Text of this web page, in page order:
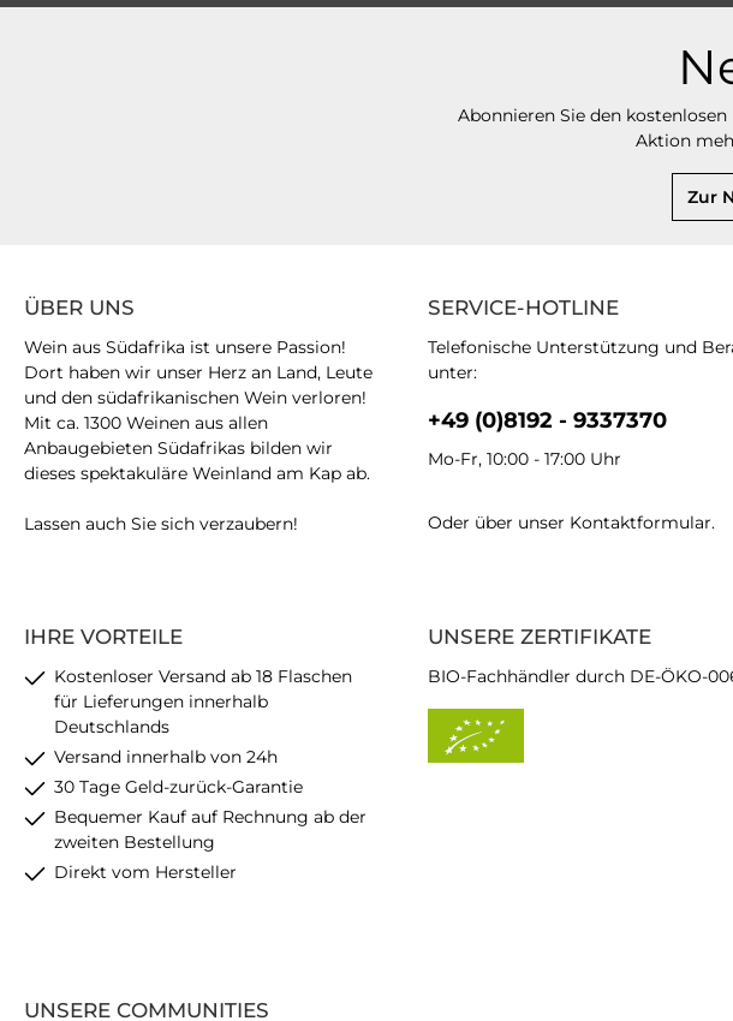
Abonnieren Sie den
Aktion
Zur
SERVICE-HOTLINE
Telefonische Unterstützung und
unter:
+49 (0)8192 - 9337370
Mo-Fr, 10:00 - 17:00 Uhr
Oder über unser Kontaktformular.
IHRE VORTEILE
Kostenloser Versand ab 18 Flaschen
für Lieferungen innerhalb
Deutschlands
Versand innerhalb von 24h
30 Tage Geld-zurück-Garantie
Bequemer Kauf auf Rechnung ab der
zweiten Bestellung
Direkt vom Hersteller
ÜBER UNS
Wein aus Südafrika ist unsere Passion!
Dort haben wir unser Herz an Land, Leute
und den südafrikanischen Wein verloren!
Mit ca. 1300 Weinen aus allen
Anbaugebieten Südafrikas bilden wir
dieses spektakuläre Weinland am Kap ab.
Lassen auch Sie sich verzaubern!
UNSERE ZERTIFIKATE
BIO-Fachhändler durch DE-ÖKO-
UNSERE COMMUNITIES